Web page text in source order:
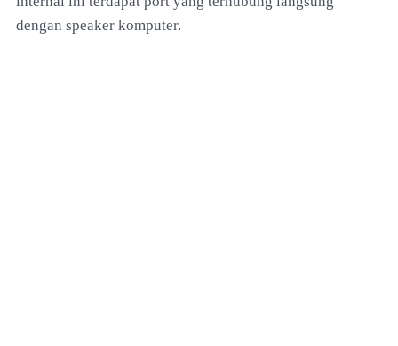
dengan speaker komputer.